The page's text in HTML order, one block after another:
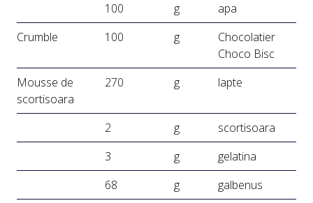
100
g
apa
Crumble
100 g
Chocolatier
Choco Bisc
Mousse de
scortisoara
270 g lapte
2 g
scortisoara
3
g
gelatina
68
g
galbenus